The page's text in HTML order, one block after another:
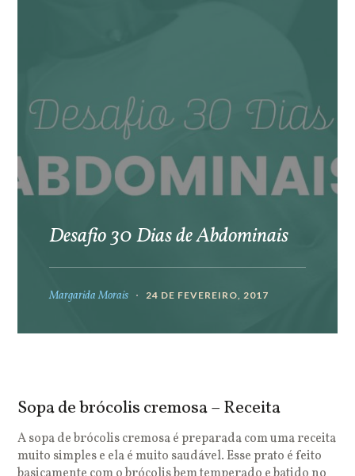
Desafio 30 Dias de Abdominais
Margarida Morais 24 DE FEVEREIRO, 2017
Sopa de brócolis cremosa – Receita
A sopa de brócolis cremosa é preparada com uma receita
muito simples e ela é muito saudável. Esse prato é feito